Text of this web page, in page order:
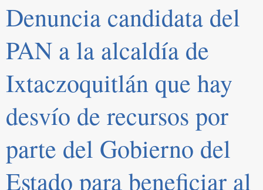
Denuncia candidata del
PAN a la alcaldía de
Ixtaczoquitlán que hay
desvío de recursos por
parte del Gobierno del
Estado para beneficiar al